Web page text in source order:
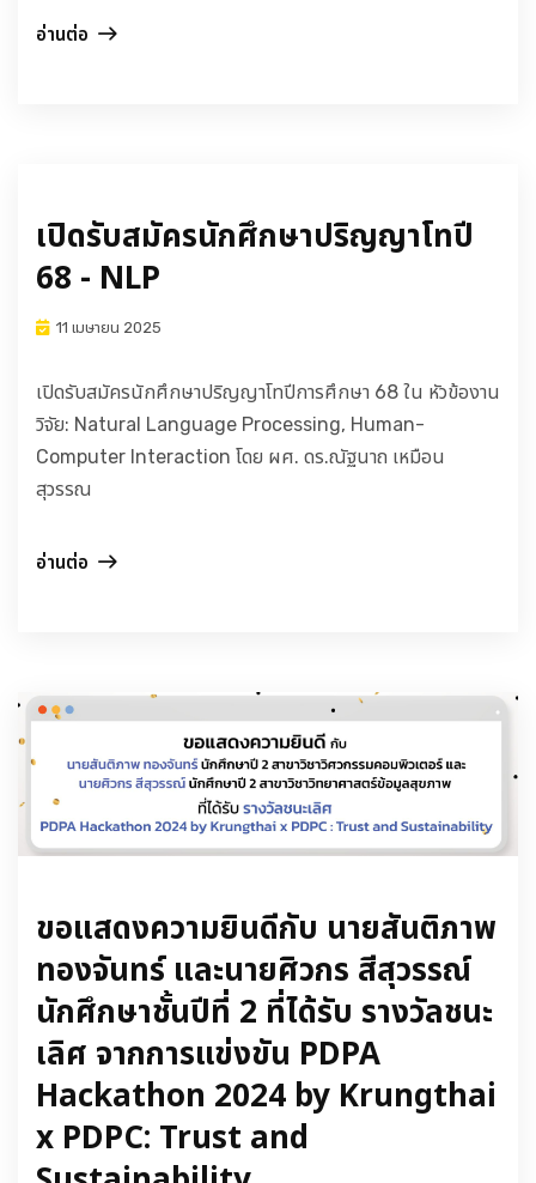
อ่านต่อ
เปิดรับสมัครนักศึกษาปริญญาโทปี
68 - NLP
11 เมษายน 2025
เปิดรับสมัครนักศึกษาปริญญาโทปีการศึกษา 68 ใน หัวข้องาน
วิจัย: Natural Language Processing, Human-
Computer Interaction โดย ผศ. ดร.ณัฐนาถ เหมือน
สุวรรณ
อ่านต่อ
ขอแสดงความยินดีกับ นายสันติภาพ
ทองจันทร์ และนายศิวกร สีสุวรรณ์
นักศึกษาชั้นปีที่ 2 ที่ได้รับ รางวัลชนะ
เลิศ จากการแข่งขัน PDPA
Hackathon 2024 by Krungthai
x PDPC: Trust and